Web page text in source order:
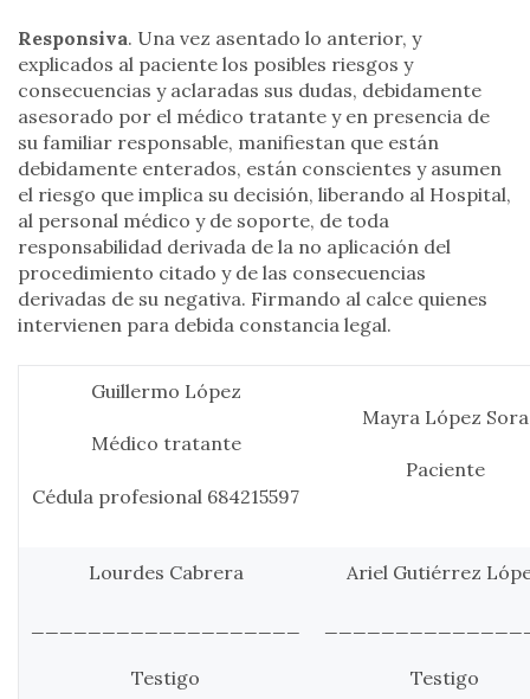
Responsiva. Una vez asentado lo anterior, y
explicados al paciente los posibles riesgos y
consecuencias y aclaradas sus dudas, debidamente
asesorado por el médico tratante y en presencia de
su familiar responsable, manifiestan que están
debidamente enterados, están conscientes y asumen
el riesgo que implica su decisión, liberando al Hospital,
al personal médico y de soporte, de toda
responsabilidad derivada de la no aplicación del
procedimiento citado y de las consecuencias
derivadas de su negativa. Firmando al calce quienes
intervienen para debida constancia legal.
Guillermo López
Médico tratante
Cédula profesional 684215597
Mayra López Sora
Paciente
Lourdes Cabrera
Testigo
Ariel Gutiérrez
Testigo